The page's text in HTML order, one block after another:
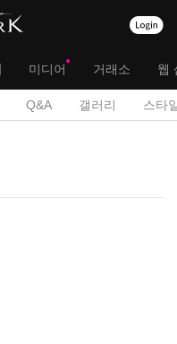
미디어 거래소 웹
Q&A 갤러리 스타